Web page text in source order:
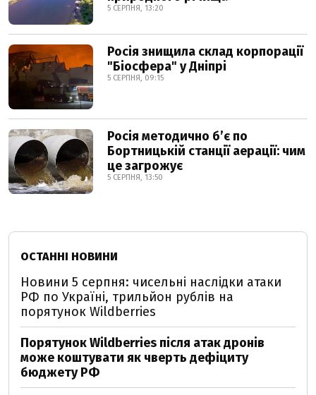
5 СЕРПНЯ, 13:20
Росія знищила склад корпорації
"Біосфера" у Дніпрі
5 СЕРПНЯ, 09:15
Росія методично б’є по
Бортницькій станції аерації: чим
це загрожує
5 СЕРПНЯ, 13:50
ОСТАННІ НОВИНИ
Новини 5 серпня: чисельні наслідки атаки
РФ по Україні, трильйон рублів на
порятунок Wildberries
Порятунок Wildberries після атак дронів
може коштувати як чверть дефіциту
бюджету РФ